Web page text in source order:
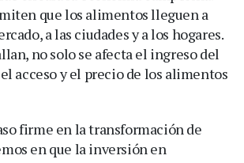
que los alimentos lleguen a
a las ciudades y a los hogares.
no solo se afecta el ingreso del
acceso y el precio de los alimentos
firme en la transformación de
en que la inversión en